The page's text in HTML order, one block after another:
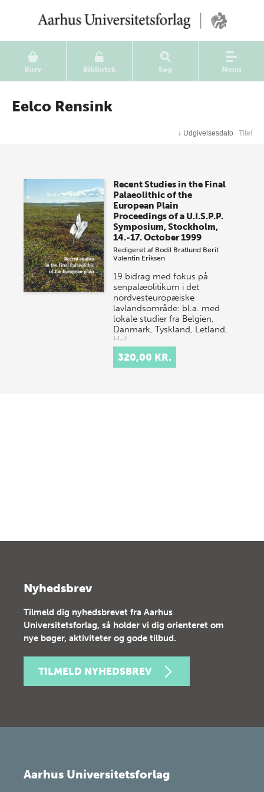
Kurv Bibliotek Søg Menu
Eelco Rensink
↓ Udgivelsesdato Titel
Recent Studies in the Final
Palaeolithic of the
European Plain
Proceedings of a U.I.S.P.P.
Symposium, Stockholm,
14.-17. October 1999
Redigeret af Bodil Bratlund Berit
Valentin Eriksen
19 bidrag med fokus på
senpalæolitikum i det
nordvesteuropæiske
lavlandsområde: bl.a. med
lokale studier fra Belgien,
Danmark, Tyskland, Letland,
Hol…
320,00 KR.
Nyhedsbrev
Tilmeld dig nyhedsbrevet fra Aarhus
Universitetsforlag, så holder vi dig orienteret om
nye bøger, aktiviteter og gode tilbud.
TILMELD NYHEDSBREV
Aarhus Universitetsforlag